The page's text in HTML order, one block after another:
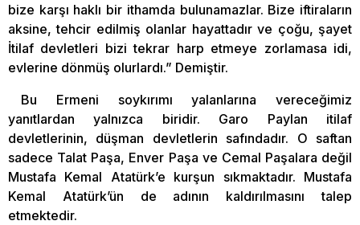
bize karşı haklı bir ithamda bulunamazlar. Bize iftiraların
aksine, tehcir edilmiş olanlar hayattadır ve çoğu, şayet
İtilaf devletleri bizi tekrar harp etmeye zorlamasa idi,
evlerine dönmüş olurlardı.” Demiştir.
Bu Ermeni soykırımı yalanlarına vereceğimiz
yanıtlardan yalnızca biridir. Garo Paylan itilaf
devletlerinin, düşman devletlerin safındadır. O saftan
sadece Talat Paşa, Enver Paşa ve Cemal Paşalara değil
Mustafa Kemal Atatürk’e kurşun sıkmaktadır. Mustafa
Kemal Atatürk’ün de adının kaldırılmasını talep
etmektedir.